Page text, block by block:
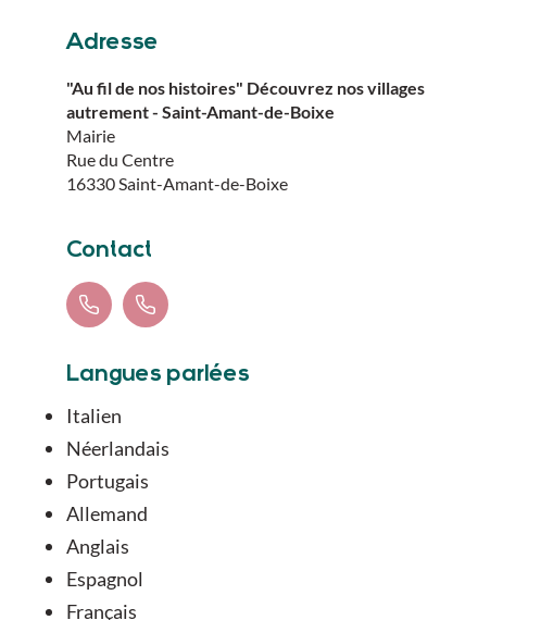
Adresse
"Au fil de nos histoires" Découvrez nos villages
autrement - Saint-Amant-de-Boixe
Mairie
Rue du Centre
16330Saint-Amant-de-Boixe
Contact
Langues parlées
Italien
Néerlandais
Portugais
Allemand
Anglais
Espagnol
Français